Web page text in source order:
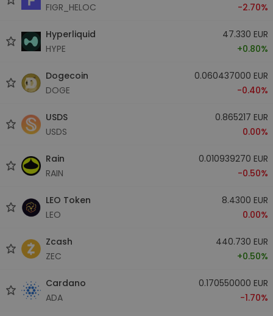
FIGR_HELOC
-2.70%
Hyperliquid
HYPE
47.330 EUR
+0.80%
Dogecoin
DOGE
0.060437000 EUR
-0.40%
USDS
USDS
0.865217 EUR
0.00%
Rain
RAIN
0.010939270 EUR
-0.50%
LEO Token
LEO
8.4300 EUR
0.00%
Zcash
ZEC
440.730 EUR
+0.50%
Cardano
ADA
0.170550000 EUR
-1.70%